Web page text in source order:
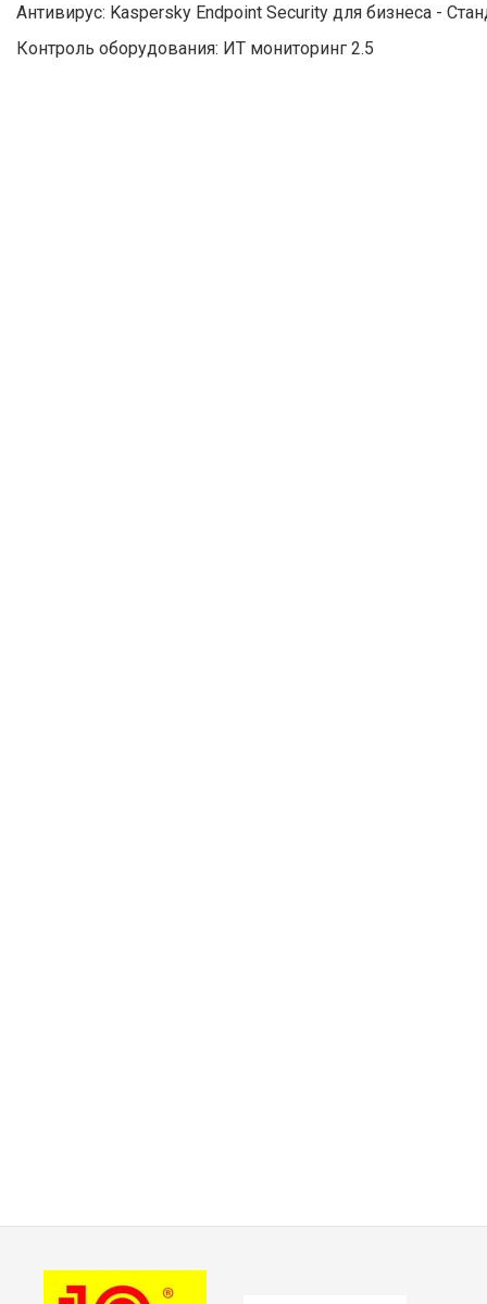
Антивирус: Kaspersky Endpoint Security для бизнеса -
Контроль оборудования: ИТ мониторинг 2.5